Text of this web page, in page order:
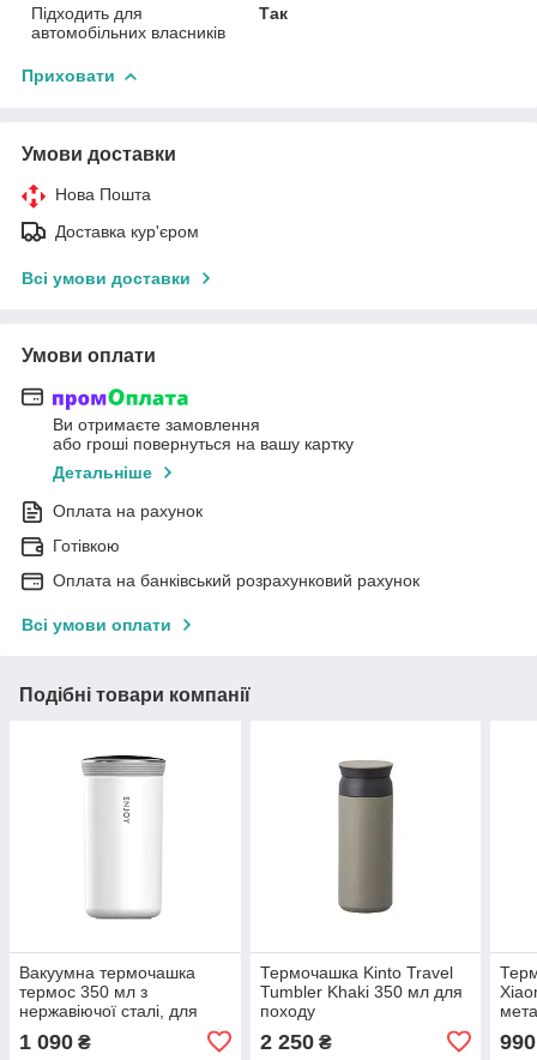
Підходить для
автомобільних власників
Так
Приховати
Умови доставки
Нова Пошта
Доставка кур'єром
Всі умови доставки
Умови оплати
Ви отримаєте замовлення
або гроші повернуться на вашу картку
Детальніше
Оплата на рахунок
Готівкою
Оплата на банківський розрахунковий рахунок
Всі умови оплати
Подібні товари компанії
Вакуумна термочашка
термос 350 мл з
нержавіючої сталі, для
Біла
1 090 ₴
Термочашка Kinto Travel
Tumbler Khaki 350 мл для
походу
2 250₴ 990